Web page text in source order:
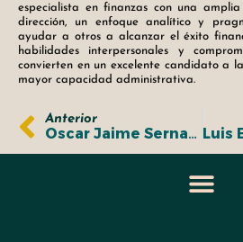
especialista en finanzas con una
dirección, un enfoque analítico y
ayudar a otros a alcanzar el éxito
habilidades interpersonales y
convierten en un excelente candidato a
mayor capacidad administrativa.
Anterior
Oscar Jaime Serna Osorio